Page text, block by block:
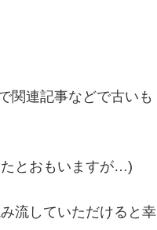
関連記事などで古いも
とおもいますが…)
流していただけると幸